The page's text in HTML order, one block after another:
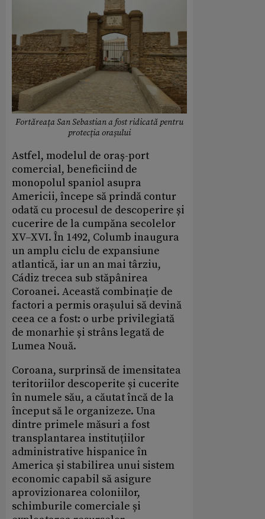
Fortăreaţa San Sebastian a fost ridicată pentru
protecţia orașului
Astfel, modelul de oraș-port
comercial, beneficiind de
monopolul spaniol asupra
Americii, începe să prindă contur
odată cu procesul de descoperire și
cucerire de la cumpăna secolelor
XV–XVI. În 1492, Columb inaugura
un amplu ciclu de expansiune
atlantică, iar un an mai târziu,
Cádiz trecea sub stăpânirea
Coroanei. Această combinație de
factori a permis orașului să devină
ceea ce a fost: o urbe privilegiată
de monarhie și strâns legată de
Lumea Nouă.
Coroana, surprinsă de imensitatea
teritoriilor descoperite și cucerite
în numele său, a căutat încă de la
început să le organizeze. Una
dintre primele măsuri a fost
transplantarea instituțiilor
administrative hispanice în
America și stabilirea unui sistem
economic capabil să asigure
aprovizionarea coloniilor,
schimburile comerciale și